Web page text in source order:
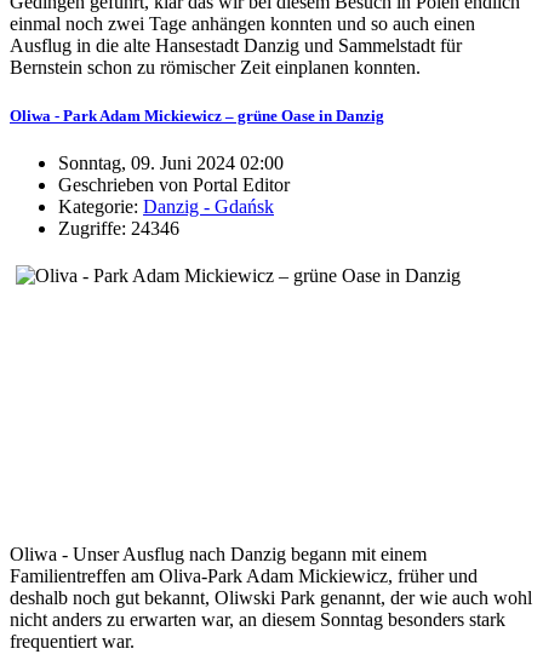
einmal noch zwei Tage anhängen konnten und so auch einen
Ausflug in die alte Hansestadt Danzig und Sammelstadt für
Bernstein schon zu römischer Zeit einplanen konnten.
Oliwa - Park Adam Mickiewicz – grüne Oase in Danzig
Sonntag, 09. Juni 2024 02:00
Geschrieben von Portal Editor
Kategorie: Danzig - Gdańsk
Zugriffe: 24346
Oliwa - Unser Ausflug nach Danzig begann mit einem
Familientreffen am Oliva-Park Adam Mickiewicz, früher und
deshalb noch gut bekannt, Oliwski Park genannt, der wie auch wohl
nicht anders zu erwarten war, an diesem Sonntag besonders stark
frequentiert war.